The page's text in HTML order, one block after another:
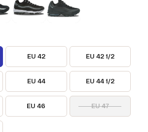
EU 42 EU 42 1/2
EU 44 EU 44 1/2
EU 46 EU 47